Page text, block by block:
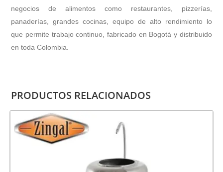
negocios de alimentos como restaurantes, pizzerías,
panaderías, grandes cocinas, equipo de alto rendimiento lo
que permite trabajo continuo, fabricado en Bogotá y distribuido
en toda Colombia.
PRODUCTOS RELACIONADOS